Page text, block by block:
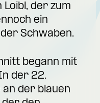
der zum
ein
Schwaben.
begann mit
der 22.
an der blauen